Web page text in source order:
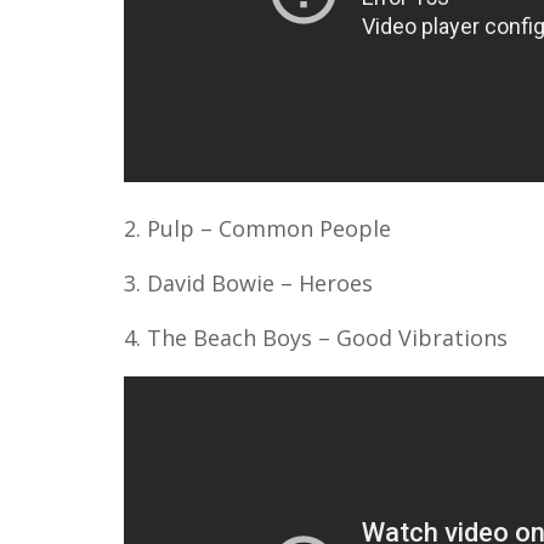
2. Pulp – Common People
3. David Bowie – Heroes
4. The Beach Boys – Good Vibrations